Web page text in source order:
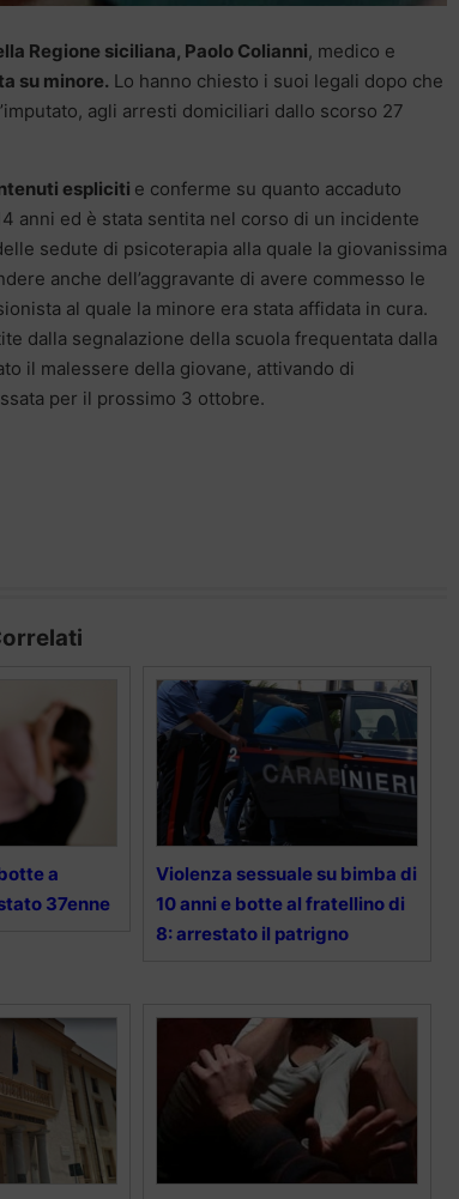
Regione siciliana, Paolo Colianni, medico e
su minore. Lo hanno chiesto i suoi legali dopo che
agli arresti domiciliari dallo scorso 27
espliciti e conferme su quanto accaduto
anni ed è stata sentita nel corso di un incidente
sedute di psicoterapia alla quale la giovanissima
anche dell’aggravante di avere commesso le
al quale la minore era stata affidata in cura.
dalla segnalazione della scuola frequentata dalla
il malessere della giovane, attivando di
per il prossimo 3 ottobre.
a
37enne
Violenza sessuale su bimba di
10 anni e botte al fratellino di
8: arrestato il patrigno